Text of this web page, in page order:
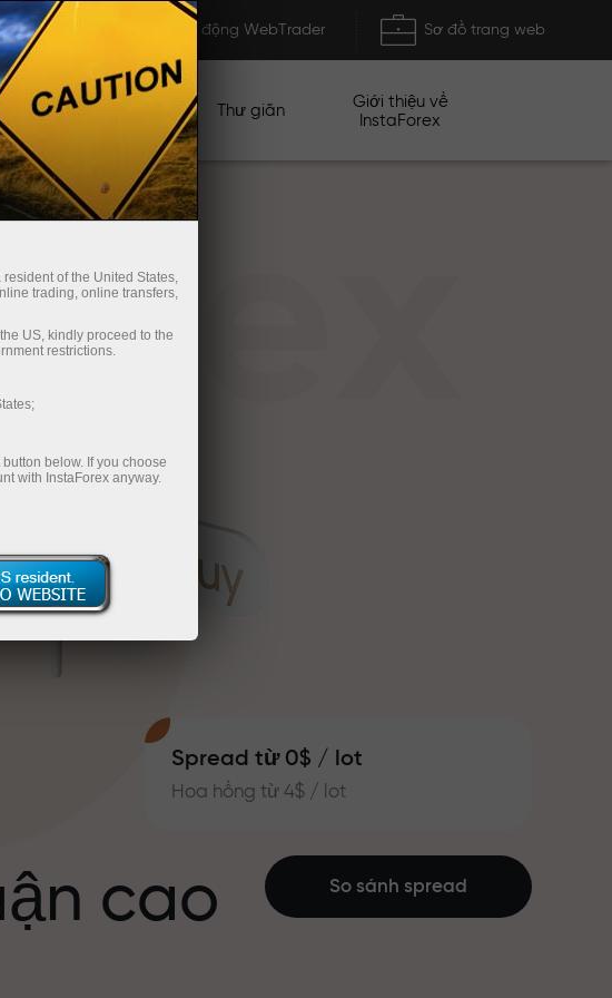
Khởi động WebTrader Sơ đồ trang web
Các chiến dịch Thư giãn
Giới thiệu về
InstaForex
Spread từ 0$ / lot
Hoa hồng từ 4$ / lot
cao
So sánh spread
of the United States,
trading, online transfers,
US, kindly proceed to the
restrictions.
below. If you choose
with InstaForex anyway.